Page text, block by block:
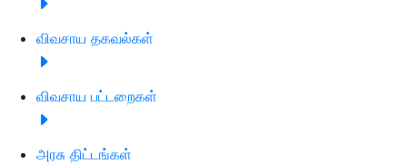
விவசாய தகவல்கள்
விவசாய பட்டறைகள்
அரசு திட்டங்கள்